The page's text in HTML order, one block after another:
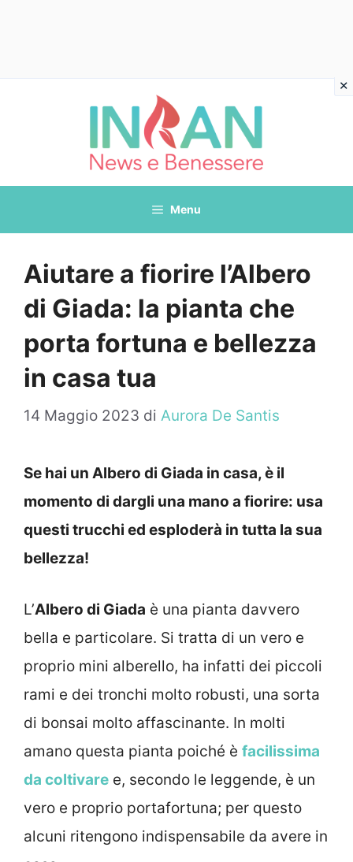
Menu
Aiutare a fiorire l’Albero
di Giada: la pianta che
porta fortuna e bellezza
in casa tua
14 Maggio 2023 di Aurora De Santis
Se hai un Albero di Giada in casa, è il
momento di dargli una mano a fiorire: usa
questi trucchi ed esploderà in tutta la sua
bellezza!
L’Albero di Giada è una pianta davvero
bella e particolare. Si tratta di un vero e
proprio mini alberello, ha infatti dei piccoli
rami e dei tronchi molto robusti, una sorta
di bonsai molto affascinante. In molti
amano questa pianta poiché è facilissima
da coltivare e, secondo le leggende, è un
vero e proprio portafortuna; per questo
alcuni ritengono indispensabile da avere in